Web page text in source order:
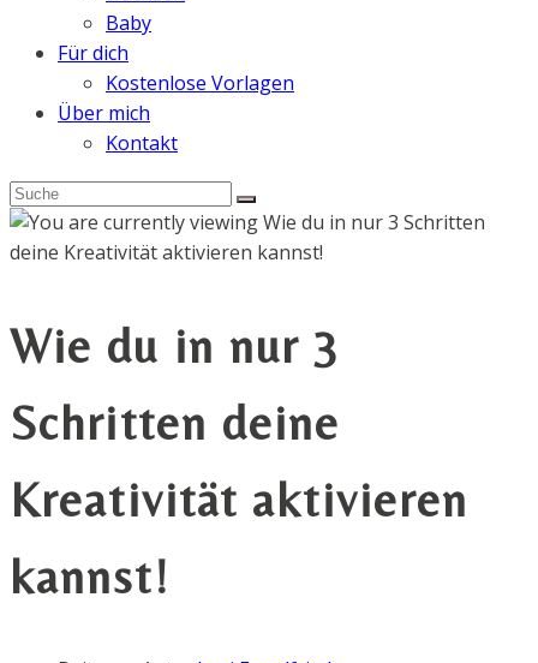
Baby
Für dich
Kostenlose Vorlagen
Über mich
Kontakt
Wie du in nur 3
Schritten deine
Kreativität aktivieren
kannst!